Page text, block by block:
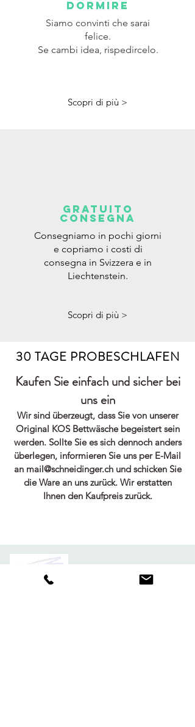
dormire
Siamo convinti che sarai
felice.
Se cambi idea, rispedircelo.
Scopri di più >
gratuito
CONSEGNA
Consegniamo in pochi giorni
e copriamo i costi di
consegna in Svizzera e in
Liechtenstein.
Scopri di più >
30 TAGE PROBESCHLAFEN
Kaufen Sie einfach und sicher bei
uns ein
Wir sind überzeugt, dass Sie von unserer
Original KOS Bettwäsche begeistert sein
werden. Sollte Sie es sich dennoch anders
überlegen, informieren Sie uns per E-Mail
an mail@schneidinger.chund schicken Sie
die Ware an uns zurück. Wir erstatten
Ihnen den Kaufpreis zurück.